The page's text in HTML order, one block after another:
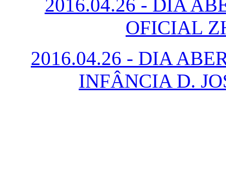
2016.04.26 - DIA
OFICIAL
2016.04.26 - DIA
INFÂNCIA D.